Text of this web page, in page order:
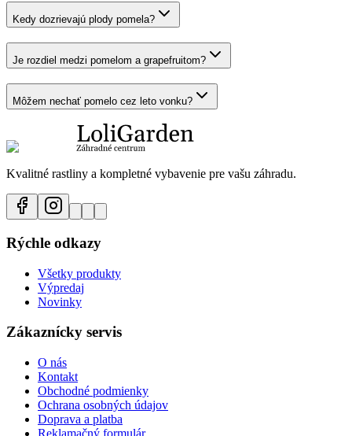
Kedy dozrievajú plody pomela?
Je rozdiel medzi pomelom a grapefruitom?
Môžem nechať pomelo cez leto vonku?
Kvalitné rastliny a kompletné vybavenie pre vašu záhradu.
Rýchle odkazy
Všetky produkty
Výpredaj
Novinky
Zákaznícky servis
O nás
Kontakt
Obchodné podmienky
Ochrana osobných údajov
Doprava a platba